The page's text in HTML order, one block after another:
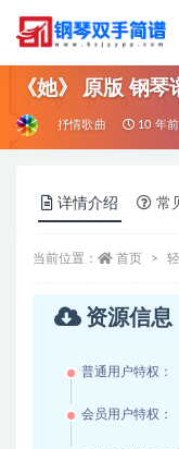
《她》 原版 钢
抒情歌曲 10 年前
详情介绍 常
当前位置： 首页
资源信息
普通用户特权：
会员用户特权：